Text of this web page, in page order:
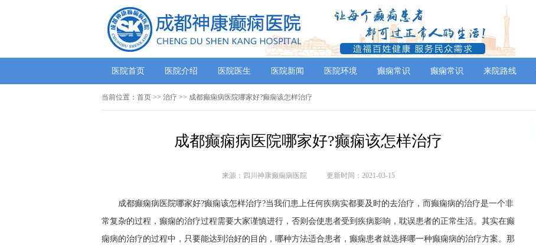
医院首页 医院介绍 医院医生 医院新闻 医院环境 癫痫常识 癫痫常识 来院路线
当前位置： 首页 >> 治疗 >> 成都癫痫病医院哪家好?癫痫该怎样治疗
成都癫痫病医院哪家好?癫痫该怎样治疗
来源：四川神康癫痫病医院 更新时间：2021-03-15
成都癫痫病医院哪家好?癫痫该怎样治疗?当我们患上任何疾病实都要及时的去治疗，而癫痫病的治疗是一个非
常复杂的过程，癫痫的治疗过程需要大家谨慎进行，否则会使患者受到疾病影响，耽误患者的正常生活。其实在癫
痫病的治疗的过程中，只要能达到治好的目的，哪种方法适合患者，癫痫患者就选择哪一种癫痫病的治疗方案。那